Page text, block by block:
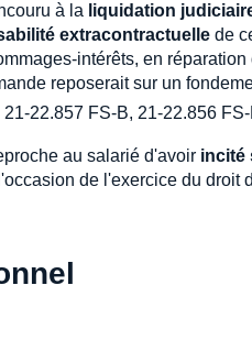
à la liquidation
extracontractuelle de
intérêts, en
reposerait sur un
21-22.857 FS-B, 21-22.856
au salarié d'avoir incité
de l'exercice du droit